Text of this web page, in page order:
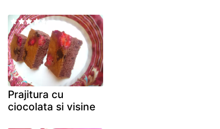
Prajitura cu
ciocolata si visine